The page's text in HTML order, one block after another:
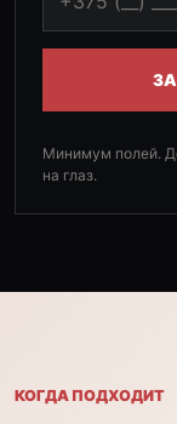
Минимум полей.
на глаз.
КОГДА ПОДХОДИТ